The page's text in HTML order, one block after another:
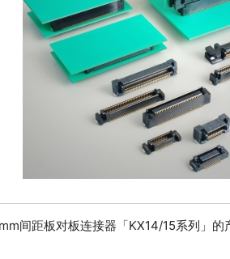
距板对板连接器「KX14/15系列」的